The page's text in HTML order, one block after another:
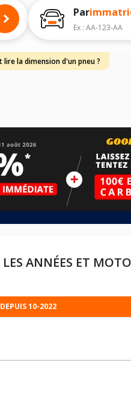
Par
Ex : AA-123-AA
lire la dimension d'un pneu ?
ANNÉES ET
DEPUIS 10-2022